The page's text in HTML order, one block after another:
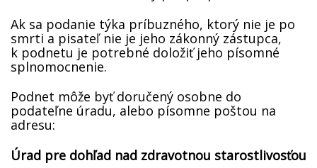
Ak sa podanie týka príbuzného, ktorý nie je po
smrti a pisateľ nie je jeho zákonný zástupca,
k podnetu je potrebné doložiť jeho písomné
splnomocnenie.
Podnet môže byť doručený osobne do
podateľne úradu, alebo písomne poštou na
adresu:
Úrad pre dohľad nad zdravotnou starostlivosťou